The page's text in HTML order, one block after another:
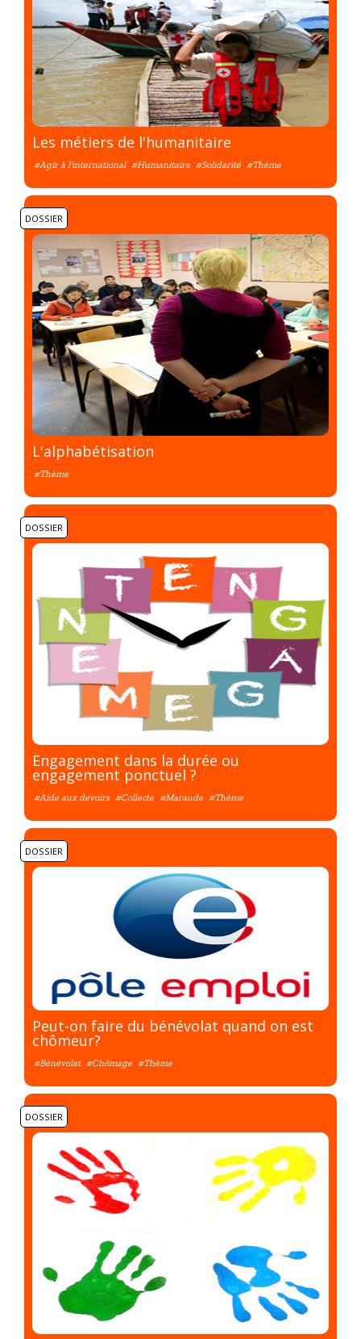
Les métiers de l'humanitaire
#Agir à l'international #Humanitaire #Solidarité #Thème
DOSSIER
L'alphabétisation
#Thème
DOSSIER
Engagement dans la durée ou
engagement ponctuel ?
#Aide aux devoirs #Collecte #Maraude #Thème
DOSSIER
Peut-on faire du bénévolat quand on est
chômeur?
#Bénévolat #Chômage #Thème
DOSSIER